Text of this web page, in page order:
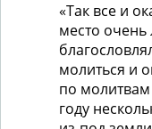
«Так все и
место
молиться и
по
году